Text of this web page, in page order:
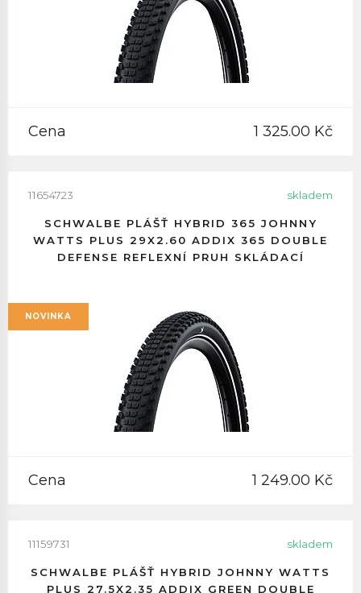
Cena 1 325.00 Kč
11654723 skladem
SCHWALBE PLÁŠŤ HYBRID 365 JOHNNY
WATTS PLUS 29X2.60 ADDIX 365 DOUBLE
DEFENSE REFLEXNÍ PRUH SKLÁDACÍ
NOVINKA
Cena 1 249.00 Kč
11159731 skladem
SCHWALBE PLÁŠŤ HYBRID JOHNNY WATTS
PLUS 27.5X2.35 ADDIX GREEN DOUBLE